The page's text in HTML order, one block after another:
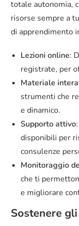
totale autonomia,
risorse sempre a
di apprendimento
Lezioni online:
registrate, per
Materiale
strumenti che
e dinamico.
Supporto attivo
disponibili per
consulenze
Monitoraggio
che ti
e migliorare
Sostenere